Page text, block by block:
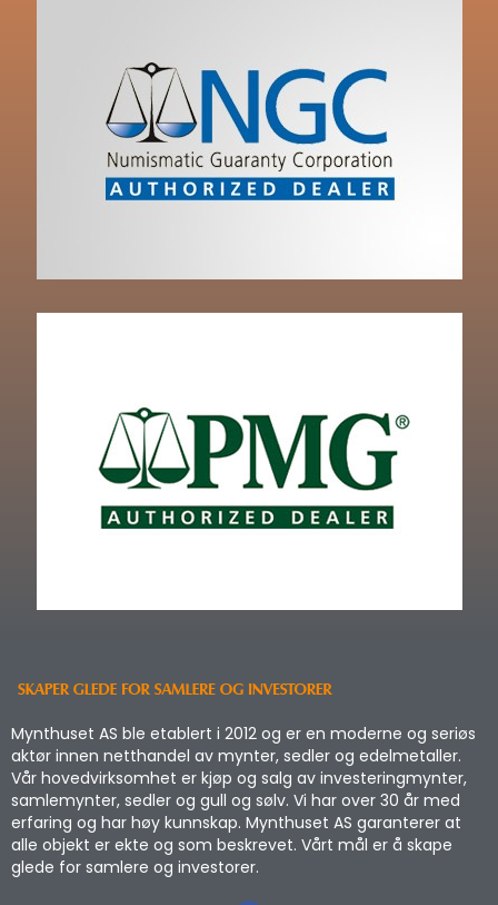
Mynthuset AS ble etablert i 2012 og er en moderne og seriøs
aktør innen netthandel av mynter, sedler og edelmetaller.
Vår hovedvirksomhet er kjøp og salg av investeringmynter,
samlemynter, sedler og gull og sølv. Vi har over 30 år med
erfaring og har høy kunnskap. Mynthuset AS garanterer at
alle objekt er ekte og som beskrevet. Vårt mål er å skape
glede for samlere og investorer.